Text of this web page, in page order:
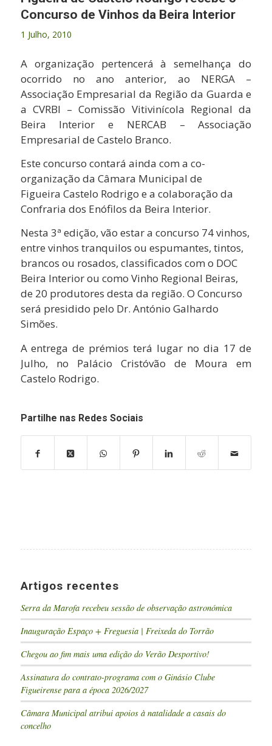
Concurso de Vinhos da Beira Interior
1 Julho, 2010
A organização pertencerá à semelhança do
ocorrido no ano anterior, ao NERGA –
Associação Empresarial da Região da Guarda e
a CVRBI – Comissão Vitivinícola Regional da
Beira Interior e NERCAB – Associação
Empresarial de Castelo Branco.
Este concurso contará ainda com a co-
organização da Câmara Municipal de
Figueira Castelo Rodrigo e a colaboração da
Confraria dos Enófilos da Beira Interior.
Nesta 3ª edição, vão estar a concurso 74 vinhos,
entre vinhos tranquilos ou espumantes, tintos,
brancos ou rosados, classificados com o DOC
Beira Interior ou como Vinho Regional Beiras,
de 20 produtores desta da região. O Concurso
será presidido pelo Dr. António Galhardo
Simões.
A entrega de prémios terá lugar no dia 17 de
Julho, no Palácio Cristóvão de Moura em
Castelo Rodrigo.
Partilhe nas Redes Sociais
Artigos recentes
Serra da Marofa recebeu sessão de observação astronómica
Inauguração Espaço + Freguesia | Freixeda do Torrão
Chegou ao fim mais uma edição do Verão Desportivo!
Assinatura do contrato-programa com o Ginásio Clube
Figueirense para a época 2026/2027
Câmara Municipal atribui apoios à natalidade a casais do
concelho